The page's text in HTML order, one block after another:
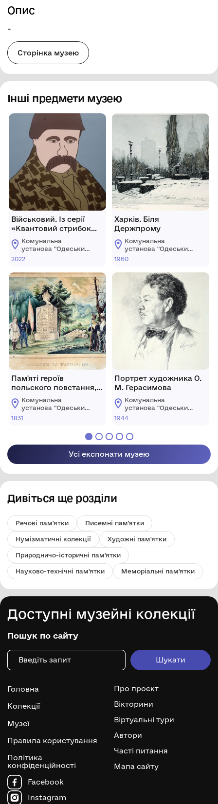
Опис
-
Сторінка музею
Інші предмети музею
Військовий. Із серії
«Квантовий стрибок
Шевченка»
Комунальна
установа "Одеський
національний
2022
Пам'яті героїв
польского повстання,
1831.Комунальна
установа "Одеський
національний
1831
Харків. Біля
Держпрому
Комунальна
установа "Одеський
національний
1960
Портрет художника О.
М. Герасимова
Комунальна
установа "Одеський
національний
1944
Усі експонати музею
Дивіться ще розділи
Речові пам'ятки Писемні пам'ятки
Нумізматичні колекції Художні пам'ятки
Природничо-історичні пам'ятки
Науково-технічні пам'ятки Меморіальні пам'ятки
Доступні музейні колекції
Пошук по сайту
Головна
Колекції
Музеї
Правила користування
Політика
конфіденційності
Про проєкт
Вікторини
Віртуальні тури
Автори
Часті питання
Мапа сайту
Facebook
Instagram